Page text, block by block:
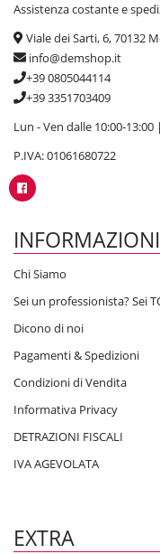
Assistenza costante e
Viale dei Sarti, 6, 70132
info@demshop.it
+39 0805044114
+39 3351703409
Lun - Ven dalle 10:00-13:00
P.IVA: 01061680722
INFORMAZIONI
Chi Siamo
Sei un professionista? Sei
Dicono di noi
Pagamenti & Spedizioni
Condizioni di Vendita
Informativa Privacy
DETRAZIONI FISCALI
IVA AGEVOLATA
EXTRA